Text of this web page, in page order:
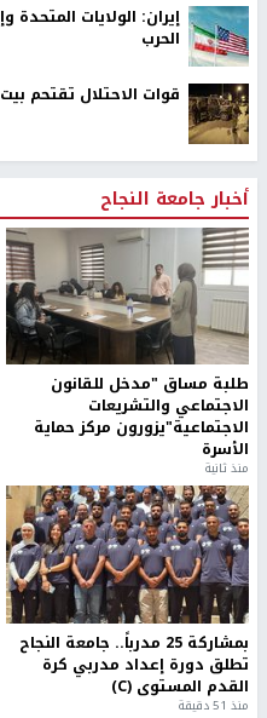
إيران: الولايات
الحرب
قوات الاحتلال تقتحم
أخبار جامعة النجاح
طلبة مساق "مدخل للقانون
الاجتماعي والتشريعات
الاجتماعية"يزورون مركز حماية
الأسرة
منذ ثانية
بمشاركة 25 مدرباً.. جامعة النجاح
تطلق دورة إعداد مدربي كرة
القدم المستوى (C)
منذ 51 دقيقة